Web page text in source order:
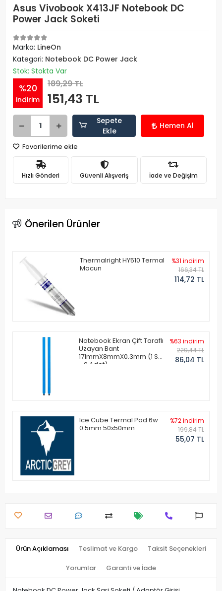
Asus Vivobook X413JF Notebook DC
Power Jack Soketi
Marka: LineOn
Kategori: Notebook DC Power Jack
Stok: Stokta Var
%20
indirim
189,29 TL
151,43 TL
Sepete
Ekle
Hemen Al
Favorilerime ekle
Hızlı Gönderi Güvenli Alışveriş İade ve Değişim
Önerilen Ürünler
Thermalright HY510 Termal
Macun
%31 indirim
166,34 TL
114,72 TL
Notebook Ekran Çift Taraflı
Uzayan Bant
171mmX8mmX0.3mm (1 Set
- 2 Adet)
%63 indirim
229,44 TL
86,04 TL
Ice Cube Termal Pad 6w
0.5mm 50x50mm
%72 indirim
199,84 TL
55,07 TL
Ürün Açıklaması Teslimat ve Kargo Taksit Seçenekleri
Yorumlar Garanti ve İade